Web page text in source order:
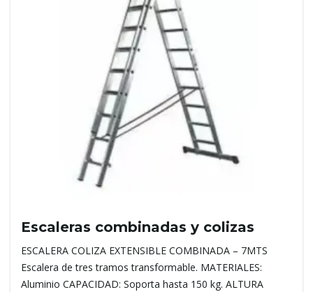
Escaleras combinadas y colizas
ESCALERA COLIZA EXTENSIBLE COMBINADA – 7MTS
Escalera de tres tramos transformable. MATERIALES:
Aluminio CAPACIDAD: Soporta hasta 150 kg. ALTURA